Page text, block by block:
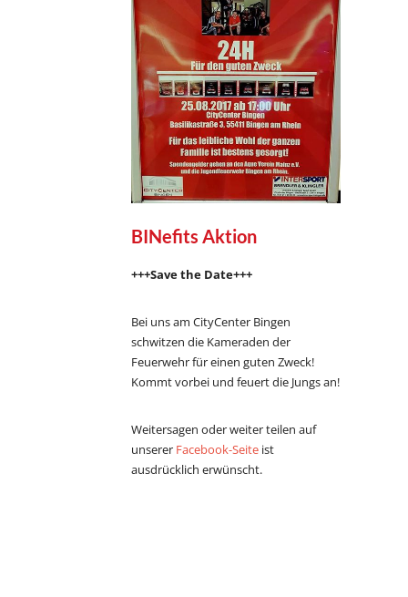
BINefits Aktion
+++Save the Date+++
Bei uns am CityCenter Bingen
schwitzen die Kameraden der
Feuerwehr für einen guten Zweck!
Kommt vorbei und feuert die Jungs an!
Weitersagen oder weiter teilen auf
unserer Facebook-Seite ist
ausdrücklich erwünscht.